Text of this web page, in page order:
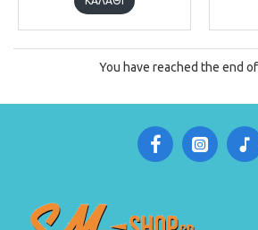
You have reached the end